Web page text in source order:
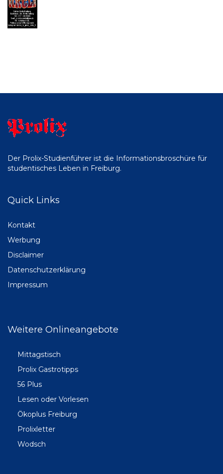
Der Prolix-Studienführer ist die Informationsbroschüre für
studentisches Leben in Freiburg.
Quick Links
Kontakt
Werbung
Disclaimer
Datenschutzerklärung
Impressum
Weitere Onlineangebote
Mittagstisch
Prolix Gastrotipps
56 Plus
Lesen oder Vorlesen
Ökoplus Freiburg
Prolixletter
Wodsch